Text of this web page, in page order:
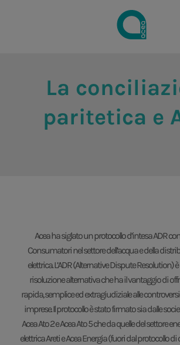
La
paritetica e
Acea ha siglato un protocollo d’intesa ADR
Consumatori nel settore dell’acqua e della
elettrica. L’ADR (Alternative Dispute Resolution)
risoluzione alternativa che ha il vantaggio di
rapida, semplice ed extragiudiziale alle
imprese. Il protocollo è stato firmato sia dalle
Acea Ato 2 e Acea Ato 5 che da quelle del settore
elettrica Areti e Acea Energia (fuori dal protocollo